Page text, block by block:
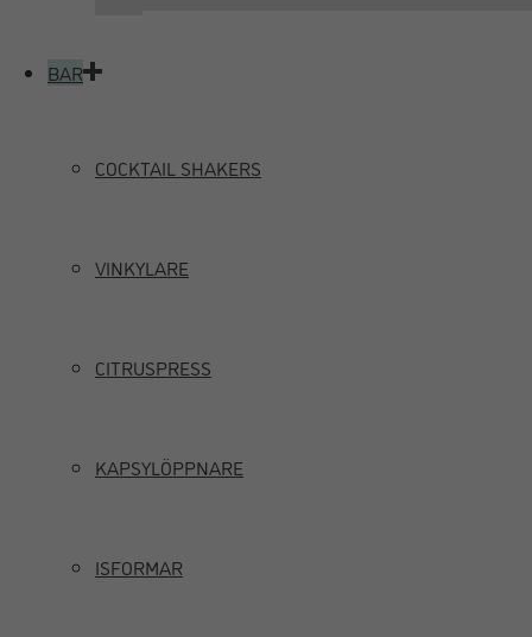
BAR
COCKTAIL SHAKERS
VINKYLARE
CITRUSPRESS
KAPSYLÖPPNARE
ISFORMAR